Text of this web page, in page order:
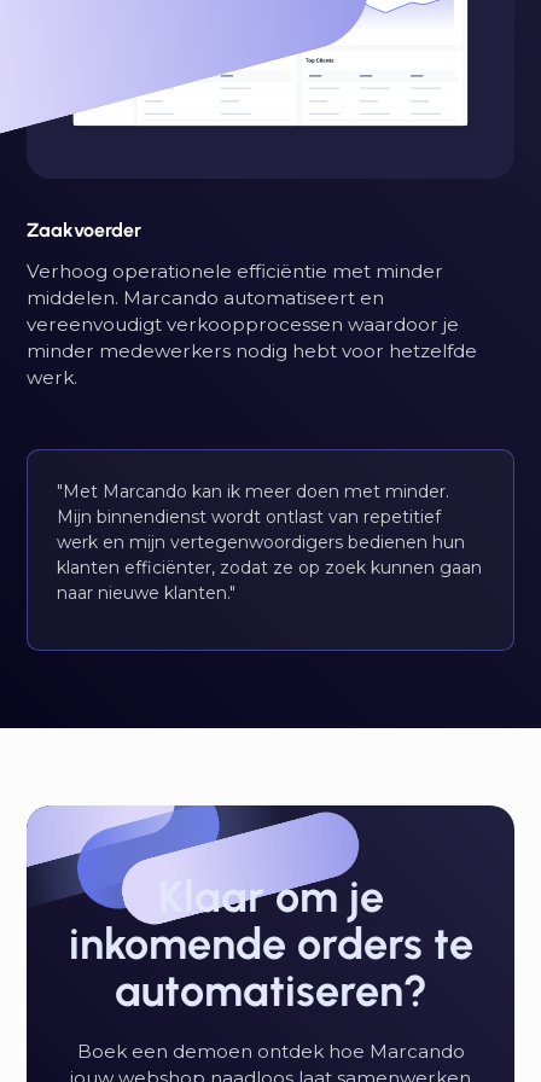
Zaakvoerder
Verhoog operationele efficiëntie met minder
middelen. Marcando automatiseert en
vereenvoudigt verkoopprocessen waardoor je
minder medewerkers nodig hebt voor hetzelfde
werk.
"Met Marcando kan ik meer doen met minder.
Mijn binnendienst wordt ontlast van repetitief
werk en mijn vertegenwoordigers bedienen hun
klanten efficiënter, zodat ze op zoek kunnen gaan
naar nieuwe klanten."
Marcando automatiseert administratieve taken
De vertegenwoordigersmodule van Marcando
Via ons selfserviceplatform kunnen klanten
Klaar om je
inkomende orders te
automatiseren?
Boek een demoen ontdek hoe Marcando